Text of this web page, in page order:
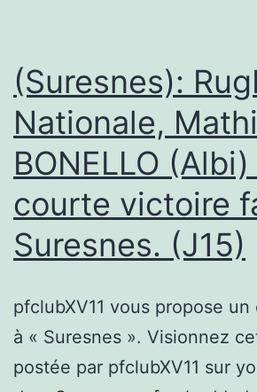
(Suresnes):
Nationale,
BONELLO
courte victoire
Suresnes. (J15)
pfclubXV11 vous propose
à « Suresnes ». Visionnez
postée par pfclubXV11 sur